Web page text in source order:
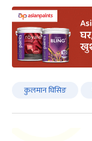
कुलमान घिसिङ